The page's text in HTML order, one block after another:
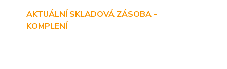
AKTUÁLNÍ SKLADOVÁ ZÁSOBA -
KOMPLENÍ